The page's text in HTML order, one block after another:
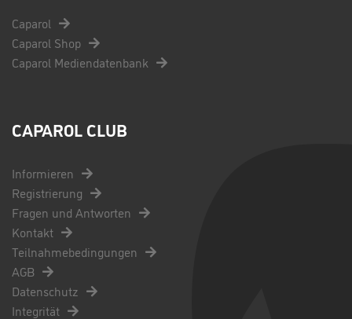
Caparol
Caparol Shop
Caparol Mediendatenbank
CAPAROL CLUB
Informieren
Registrierung
Fragen und Antworten
Kontakt
Teilnahmebedingungen
AGB
Datenschutz
Integrität